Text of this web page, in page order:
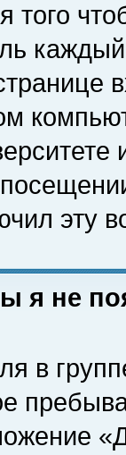
того
эту
я не
в